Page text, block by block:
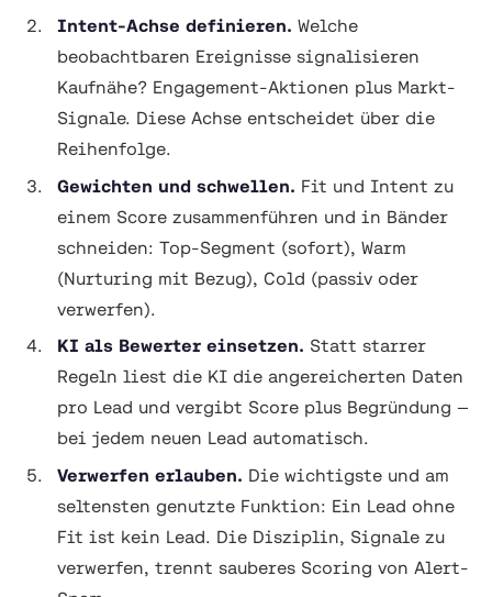
Intent-Achse definieren. Welche
beobachtbaren Ereignisse signalisieren
Kaufnähe? Engagement-Aktionen plus Markt-
Signale. Diese Achse entscheidet über die
Reihenfolge.
Gewichten und schwellen. Fit und Intent zu
einem Score zusammenführen und in Bänder
schneiden: Top-Segment (sofort), Warm
(Nurturing mit Bezug), Cold (passiv oder
verwerfen).
KI als Bewerter einsetzen. Statt starrer
Regeln liest die KI die angereicherten Daten
pro Lead und vergibt Score plus Begründung —
bei jedem neuen Lead automatisch.
Verwerfen erlauben. Die wichtigste und am
seltensten genutzte Funktion: Ein Lead ohne
Fit ist kein Lead. Die Disziplin, Signale zu
verwerfen, trennt sauberes Scoring von Alert-